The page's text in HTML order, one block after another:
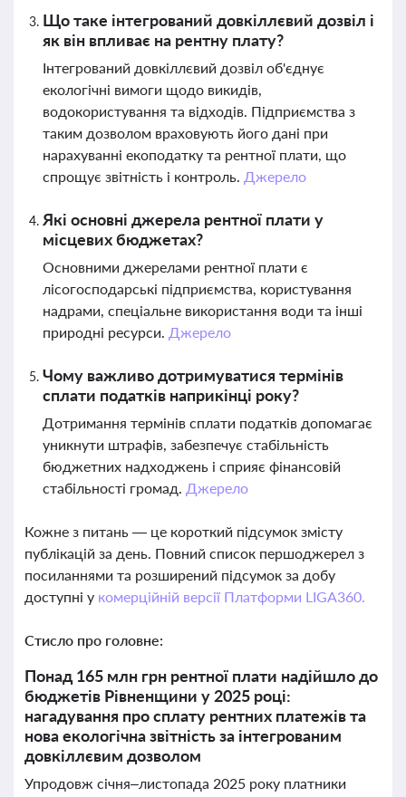
Що таке інтегрований довкіллєвий дозвіл і
як він впливає на рентну плату?
Інтегрований довкіллєвий дозвіл об'єднує
екологічні вимоги щодо викидів,
водокористування та відходів. Підприємства з
таким дозволом враховують його дані при
нарахуванні екоподатку та рентної плати, що
спрощує звітність і контроль. Джерело
Які основні джерела рентної плати у
місцевих бюджетах?
Основними джерелами рентної плати є
лісогосподарські підприємства, користування
надрами, спеціальне використання води та інші
природні ресурси. Джерело
Чому важливо дотримуватися термінів
сплати податків наприкінці року?
Дотримання термінів сплати податків допомагає
уникнути штрафів, забезпечує стабільність
бюджетних надходжень і сприяє фінансовій
стабільності громад. Джерело
Кожне з питань — це короткий підсумок змісту
публікацій за день. Повний список першоджерел з
посиланнями та розширений підсумок за добу
доступні у комерційній версії Платформи LIGA360.
Стисло про головне:
Понад 165 млн грн рентної плати надійшло до
бюджетів Рівненщини у 2025 році:
нагадування про сплату рентних платежів та
нова екологічна звітність за інтегрованим
довкіллєвим дозволом
Упродовж січня–листопада 2025 року платники